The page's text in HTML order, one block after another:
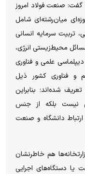
صنعت فولاد امروز
میان‌رشته‌ای شامل
تربیت سرمایه انسانی
محیط‌زیستی انرژی،
علمی و فناوری
و فناوری کشور ذیل
شده‌اند؛ بنابراین
نیست بلکه از جنس
دانشگاه و صنعت
هم خاطرنشان
یا دستگاه‌های اجرایی